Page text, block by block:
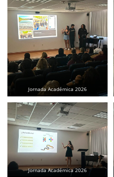
Jornada Académica 2026
Jornada Académica 2026